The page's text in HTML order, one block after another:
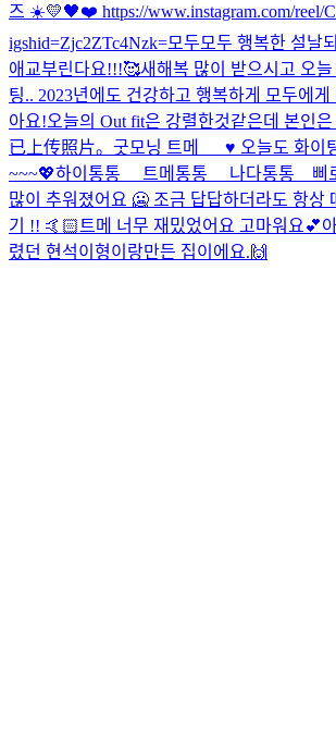
즈 ☀️💛🖤❤️ https://www.instagram.com/reel/
igshid=Zjc2ZTc4Nzk=모두모두 행복한 설날
애교부린다요!!!🥰새해복 많이 받으시고 오늘
팅.. 2023년에도 건강하고 행복하게 모두에게
아요!오늘의 Out fit은 강렬한것같은데 본인
已上传照片。 굿모닝 트메___♥️ 오늘도 화이
~~~💖하이통통__ 트메통통__ 나다통통__삐
많이 추워졌어요 🥶 조금 답답하더라도 항상
기 !! 🤙🏻 트메 너무 재밌었어요 고마워요💕
렸던 현석이형이랑만든 집이에요.🙌